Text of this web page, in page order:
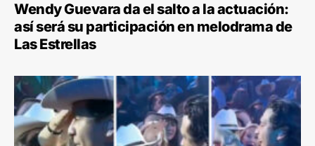
Wendy Guevara da el salto a la actuación:
así será su participación en melodrama de
Las Estrellas